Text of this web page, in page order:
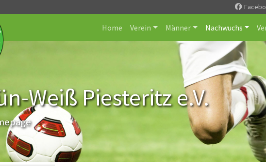
Home Verein Männer Nachwuchs
Weiß Piesteritz e.V.